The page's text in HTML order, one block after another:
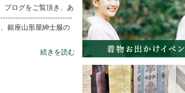
ログをご覧頂き、あ
銀座山形屋紳士服の
続きを読む